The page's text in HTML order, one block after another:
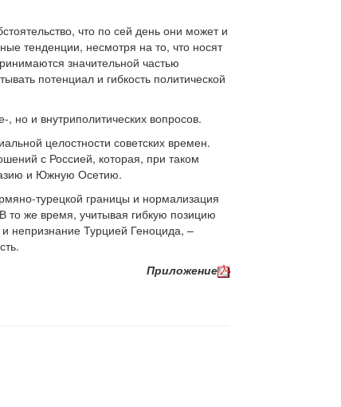
что по сей день они может и
тенденции, несмотря на то, что носят
значительной частью
потенциал и гибкость политической
но и внутриполитических вопросов.
целостности советских времен.
с Россией, которая, при таком
и Южную Осетию.
турецкой границы и нормализация
то же время, учитывая гибкую позицию
непризнание Турцией Геноцида, –
Приложение